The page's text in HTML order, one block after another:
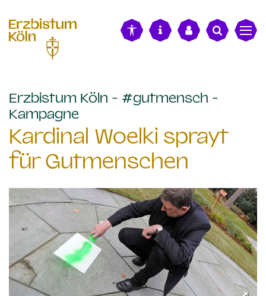
Erzbistum Köln - #gutmensch -
Kampagne:
Kardinal Woelki sprayt
für Gutmenschen